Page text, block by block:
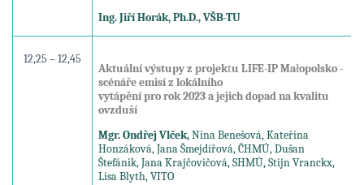
Ing. Jiří Horák, Ph.D., VŠB-TU
12,25 – 12,45
Aktuální výstupy z projektu LIFE-IP Małopolsko -
scénáře emisí z lokálního
vytápění pro rok 2023 a jejich dopad na kvalitu
ovzduší
Mgr. Ondřej Vlček,Nina Benešová, Kateřina
Honzáková, Jana Šmejdířová, ČHMÚ, Dušan
Štefánik, Jana Krajčovičová, SHMÚ, Stijn Vranckx,
Lisa Blyth, VITO